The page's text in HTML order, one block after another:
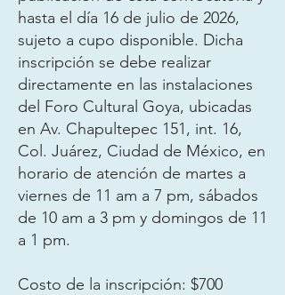
hasta el día 16 de julio de 2026,
sujeto a cupo disponible. Dicha
inscripción se debe realizar
directamente en las instalaciones
del Foro Cultural Goya, ubicadas
en Av. Chapultepec 151, int. 16,
Col. Juárez, Ciudad de México, en
horario de atención de martes a
viernes de 11 am a 7 pm, sábados
de 10 am a 3 pm y domingos de 11
a 1 pm.
Costo de la inscripción: $700